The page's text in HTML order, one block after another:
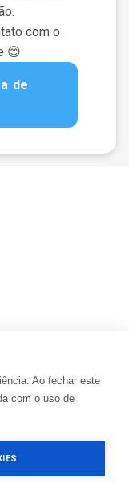
com o
😊
de
Ao fechar este
com o uso de